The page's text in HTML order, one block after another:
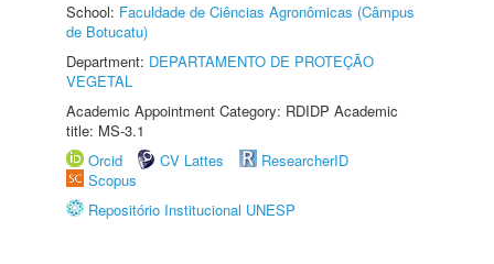
School: Faculdade de Ciências Agronômicas (Câmpus
de Botucatu)
Department: DEPARTAMENTO DE PROTEÇÃO
VEGETAL
Academic Appointment Category: RDIDP Academic
title: MS-3.1
Orcid
CV Lattes
ResearcherID
Scopus
Repositório Institucional UNESP